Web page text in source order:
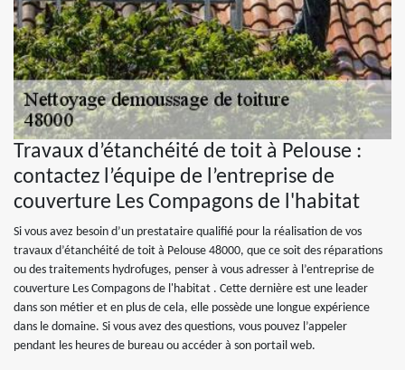
Travaux d’étanchéité de toit à Pelouse :
contactez l’équipe de l’entreprise de
couverture Les Compagons de l'habitat
Si vous avez besoin d’un prestataire qualifié pour la réalisation de vos
travaux d’étanchéité de toit à Pelouse 48000, que ce soit des réparations
ou des traitements hydrofuges, penser à vous adresser à l’entreprise de
couverture Les Compagons de l'habitat . Cette dernière est une leader
dans son métier et en plus de cela, elle possède une longue expérience
dans le domaine. Si vous avez des questions, vous pouvez l’appeler
pendant les heures de bureau ou accéder à son portail web.